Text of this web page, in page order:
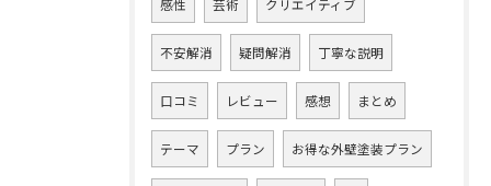
感性 芸術 クリエイティブ
不安解消 疑問解消 丁寧な説明
口コミ レビュー 感想 まとめ
テーマ プラン お得な外壁塗装プラン